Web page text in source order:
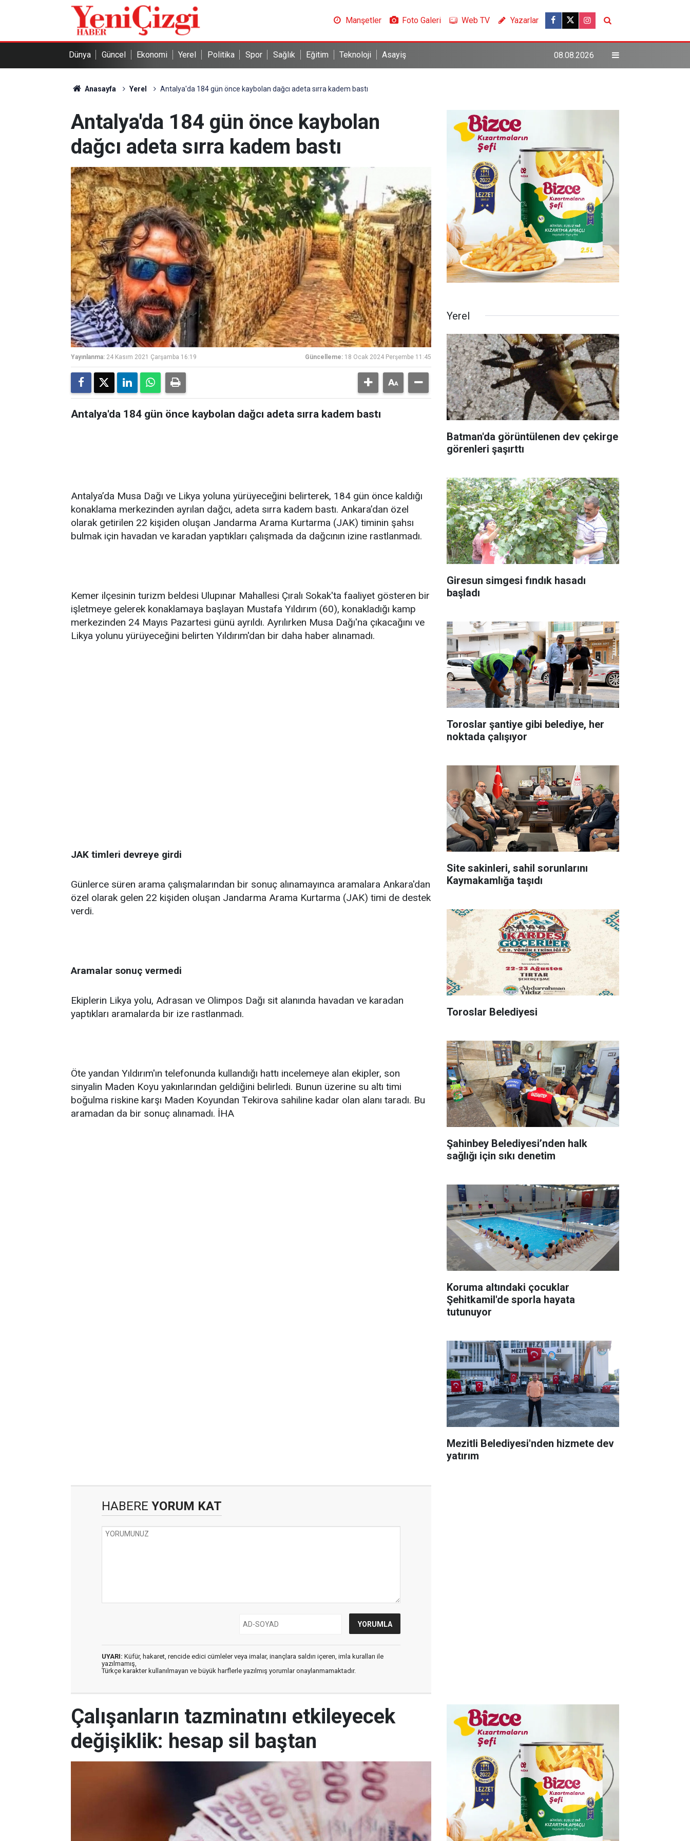
Manşetler Foto Galeri Web TV Yazarlar
Dünya Güncel Ekonomi Yerel Politika Spor Sağlık Eğitim Teknoloji Asayiş 08.08.2026
Anasayfa Yerel Antalya'da 184 gün önce kaybolan dağcı adeta sırra kadem bastı
Antalya'da 184 gün önce kaybolan
dağcı adeta sırra kadem bastı
Yayınlanma: 24 Kasım 2021 Çarşamba 16:19 Güncelleme: 18 Ocak 2024 Perşembe 11:45
Antalya'da 184 gün önce kaybolan dağcı adeta sırra kadem bastı
Antalya’da Musa Dağı ve Likya yoluna yürüyeceğini belirterek, 184 gün önce kaldığı
konaklama merkezinden ayrılan dağcı, adeta sırra kadem bastı. Ankara’dan özel
olarak getirilen 22 kişiden oluşan Jandarma Arama Kurtarma (JAK) timinin şahsı
bulmak için havadan ve karadan yaptıkları çalışmada da dağcının izine rastlanmadı.
Kemer ilçesinin turizm beldesi Ulupınar Mahallesi Çıralı Sokak'ta faaliyet gösteren bir
işletmeye gelerek konaklamaya başlayan Mustafa Yıldırım (60), konakladığı kamp
merkezinden 24 Mayıs Pazartesi günü ayrıldı. Ayrılırken Musa Dağı'na çıkacağını ve
Likya yolunu yürüyeceğini belirten Yıldırım'dan bir daha haber alınamadı.
JAK timleri devreye girdi
Günlerce süren arama çalışmalarından bir sonuç alınamayınca aramalara Ankara'dan
özel olarak gelen 22 kişiden oluşan Jandarma Arama Kurtarma (JAK) timi de destek
verdi.
Aramalar sonuç vermedi
Ekiplerin Likya yolu, Adrasan ve Olimpos Dağı sit alanında havadan ve karadan
yaptıkları aramalarda bir ize rastlanmadı.
Öte yandan Yıldırım'ın telefonunda kullandığı hattı incelemeye alan ekipler, son
sinyalin Maden Koyu yakınlarından geldiğini belirledi. Bunun üzerine su altı timi
boğulma riskine karşı Maden Koyundan Tekirova sahiline kadar olan alanı taradı. Bu
aramadan da bir sonuç alınamadı. İHA
HABERE YORUM KAT
UYARI: Küfür, hakaret, rencide edici cümleler veya imalar, inançlara saldırı içeren, imla kuralları ile
yazılmamış,
Türkçe karakter kullanılmayan ve büyük harflerle yazılmış yorumlar onaylanmamaktadır.
Yerel
Batman'da görüntülenen dev çekirge
görenleri şaşırttı
Giresun simgesi fındık hasadı
başladı
Toroslar şantiye gibi belediye, her
noktada çalışıyor
Site sakinleri, sahil sorunlarını
Kaymakamlığa taşıdı
Toroslar Belediyesi
Şahinbey Belediyesi’nden halk
sağlığı için sıkı denetim
Koruma altındaki çocuklar
Şehitkamil'de sporla hayata
tutunuyor
Mezitli Belediyesi'nden hizmete dev
yatırım
Çalışanların tazminatını etkileyecek
değişiklik: hesap sil baştan